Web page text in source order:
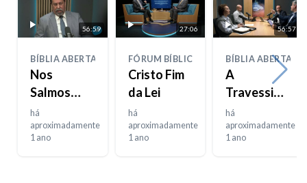
56:59
BÍBLIA ABERTA
Nos
Salmos
(parte 2)
há
aproximadamente
1 ano
27:06
FÓRUM BÍBLICO
Cristo Fim
da Lei
há
aproximadamente
1 ano
56:57
BÍBLIA ABERTA
A
Travessia
do Mar
Vermelho
há
aproximadamente
1 ano